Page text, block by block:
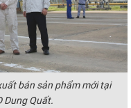
bán sản phẩm mới tại
Dung Quất.